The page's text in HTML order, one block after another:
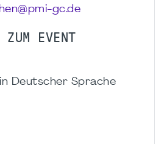
gc.de
ZUM EVENT
Deutscher Sprache